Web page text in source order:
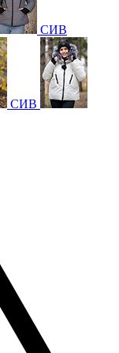
СИВ
СИВ